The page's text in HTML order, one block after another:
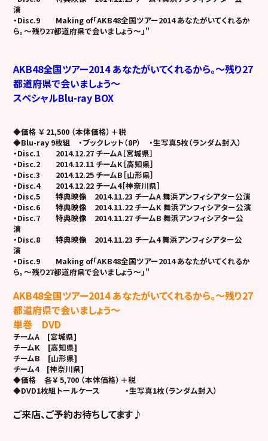
演
・Disc.9 Making of「AKB48全国ツアー2014 あなたがいてくれるか
ら。～残り27都道府県で会いましょう～」"
AKB48全国ツアー2014 あなたがいてくれるから。～残り27
都道府県で会いましょう～
スペシャルBlu-ray BOX
◆価格 ￥ 21,500 （本体価格）＋税
◆Blu-ray 9枚組 ・ブックレット（8P） ・生写真5枚（ランダム封入）
・Disc.1 2014.12.27 チームA［宮城県］
・Disc.2 2014.12.11 チームK［高知県］
・Disc.3 2014.12.25 チームB［山形県］
・Disc.4 2014.12.22 チーム4［神奈川県］
・Disc.5 特典映像 2014.11.23 チームA 舞浜アンフィシアター公演
・Disc.6 特典映像 2014.11.22 チームK 舞浜アンフィシアター公演
・Disc.7 特典映像 2014.11.27 チームB 舞浜アンフィシアター公
演
・Disc.8 特典映像 2014.11.23 チーム4 舞浜アンフィシアター公
演
・Disc.9 Making of「AKB48全国ツアー2014 あなたがいてくれるか
ら。～残り27都道府県で会いましょう～」"
AKB48全国ツアー2014 あなたがいてくれるから。～残り27
都道府県で会いましょう～
単巻 DVD
チームA [宮城県]
チームK [高知県]
チームB [山形県]
チーム4 [神奈川県]
◆価格 各￥ 5,700 （本体価格）＋税
◆DVD1枚組トールケース ・生写真1枚（ランダム封入）
ご来店、ご予約お待ちしてます♪